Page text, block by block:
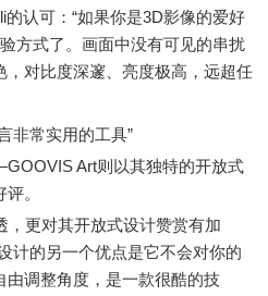
的认可：“如果你是3D影像的爱好
方式了。画面中没有可见的串扰
对比度深邃、亮度极高，远超任
常实用的工具”
Art则以其独特的开放式
。
更对其开放式设计赞赏有加
的另一个优点是它不会对你的
调整角度，是一款很酷的技